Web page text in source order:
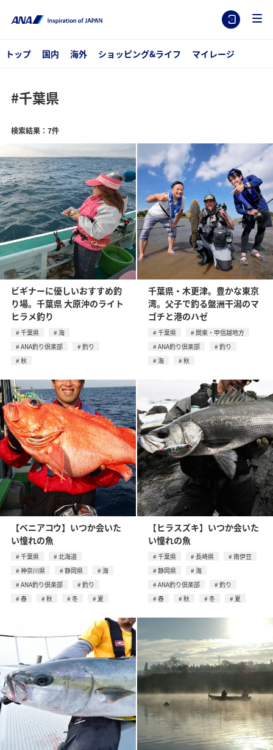
トップ 国内 海外 ショッピング&ライフ マイレージ
#千葉県
検索結果：7件
ビギナーに優しいおすすめ釣
り場。千葉県 大原沖のライト
ヒラメ釣り
千葉県
海
ANA釣り倶楽部
釣り
秋
千葉県・木更津。豊かな東京
湾。父子で釣る盤洲干潟のマ
ゴチと港のハゼ
千葉県
関東・甲信越地方
ANA釣り倶楽部
釣り
海
秋
【ベニアコウ】いつか会いた
い憧れの魚
千葉県
北海道
神奈川県
静岡県
海
ANA釣り倶楽部
釣り
春
秋 冬 夏
【ヒラスズキ】いつか会いた
い憧れの魚
千葉県 長崎県
南伊豆
静岡県
海
ANA釣り倶楽部
釣り
春
秋 冬 夏